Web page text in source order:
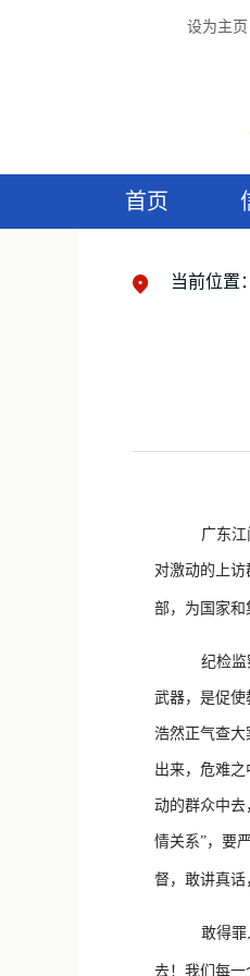
设为主页
首页
当前位置：
广东
对激动的上
部，为国家
纪检监
武器，是促
浩然正气查大
出来，危难
动的群众中去
情关系”，要
督，敢讲真话
敢得
去！我们每一